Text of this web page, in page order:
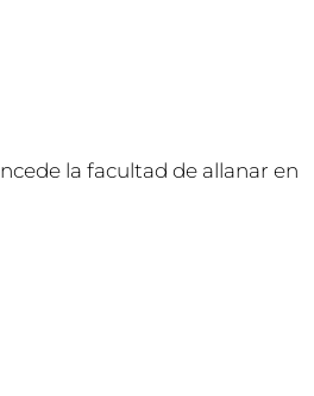
la facultad de allanar en